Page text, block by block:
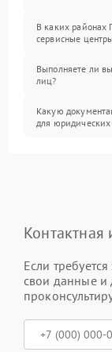
В каких районах
сервисные
Выполняете ли
лиц?
Какую
для
Если
свои данные и